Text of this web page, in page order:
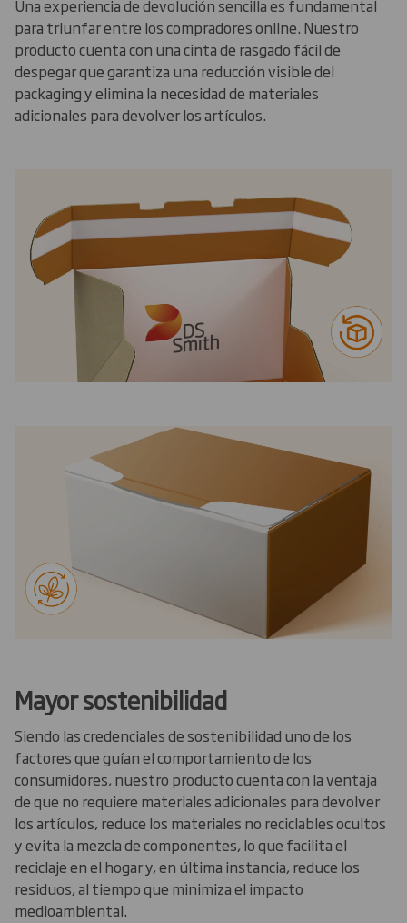
Una experiencia de devolución sencilla es fundamental
para triunfar entre los compradores online. Nuestro
producto cuenta con una cinta de rasgado fácil de
despegar que garantiza una reducción visible del
packaging y elimina la necesidad de materiales
adicionales para devolver los artículos.
Mayor sostenibilidad
Siendo las credenciales de sostenibilidad uno de los
factores que guían el comportamiento de los
consumidores, nuestro producto cuenta con la ventaja
de que no requiere materiales adicionales para devolver
los artículos, reduce los materiales no reciclables ocultos
y evita la mezcla de componentes, lo que facilita el
reciclaje en el hogar y, en última instancia, reduce los
residuos, al tiempo que minimiza el impacto
medioambiental.